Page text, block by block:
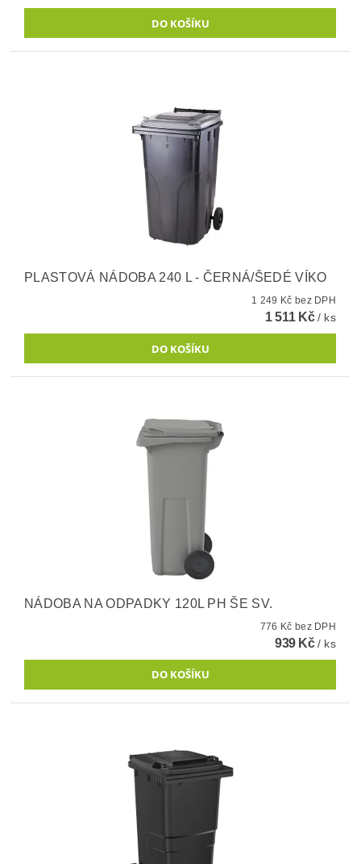
PLASTOVÁ NÁDOBA 240 L - ČERNÁ/ŠEDÉ VÍKO
1 249 Kč bez DPH
1 511 Kč/ ks
NÁDOBA NA ODPADKY 120L PH ŠE SV.
776 Kč bez DPH
939 Kč/ ks